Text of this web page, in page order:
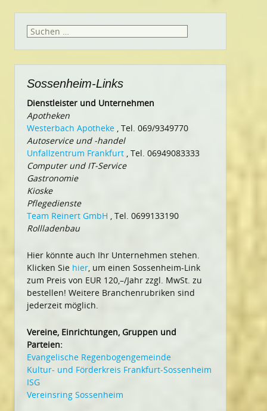
Suchen
Sossenheim-Links
Dienstleister und Unternehmen
Apotheken
Westerbach Apotheke , Tel. 069/9349770
Autoservice und -handel
Unfallzentrum Frankfurt , Tel. 06949083333
Computer und IT-Service
Gastronomie
Kioske
Pflegedienste
Team Reinert GmbH , Tel. 0699133190
Rollladenbau
Hier könnte auch Ihr Unternehmen stehen.
Klicken Sie hier, um einen Sossenheim-Link
zum Preis von EUR 120,–/Jahr zzgl. MwSt. zu
bestellen! Weitere Branchenrubriken sind
jederzeit möglich.
Vereine, Einrichtungen, Gruppen und
Parteien:
Evangelische Regenbogengemeinde
Kultur- und Förderkreis Frankfurt-Sossenheim
ISG
Vereinsring Sossenheim